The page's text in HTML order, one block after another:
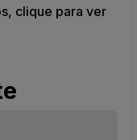
clique para ver